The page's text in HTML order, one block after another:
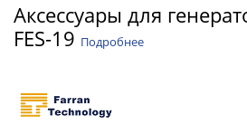
Аксессуары для
FES-19 Подробнее